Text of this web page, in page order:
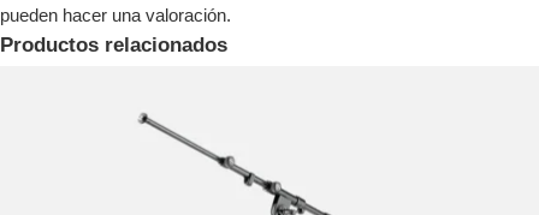
pueden hacer una valoración.
Productos relacionados